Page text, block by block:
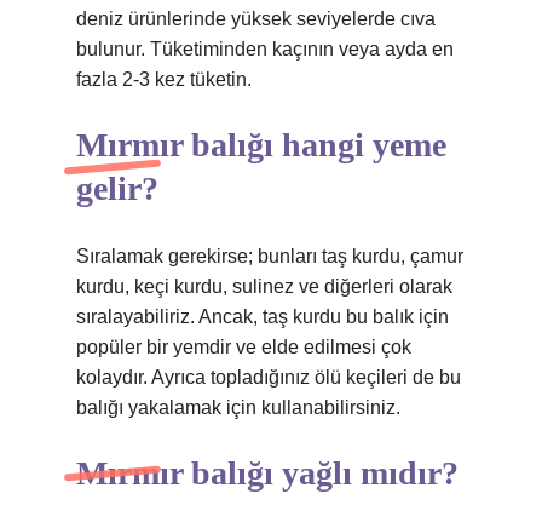
deniz ürünlerinde yüksek seviyelerde cıva
bulunur. Tüketiminden kaçının veya ayda en
fazla 2-3 kez tüketin.
Mırmır balığı hangi yeme
gelir?
Sıralamak gerekirse; bunları taş kurdu, çamur
kurdu, keçi kurdu, sulinez ve diğerleri olarak
sıralayabiliriz. Ancak, taş kurdu bu balık için
popüler bir yemdir ve elde edilmesi çok
kolaydır. Ayrıca topladığınız ölü keçileri de bu
balığı yakalamak için kullanabilirsiniz.
Mırmır balığı yağlı mıdır?